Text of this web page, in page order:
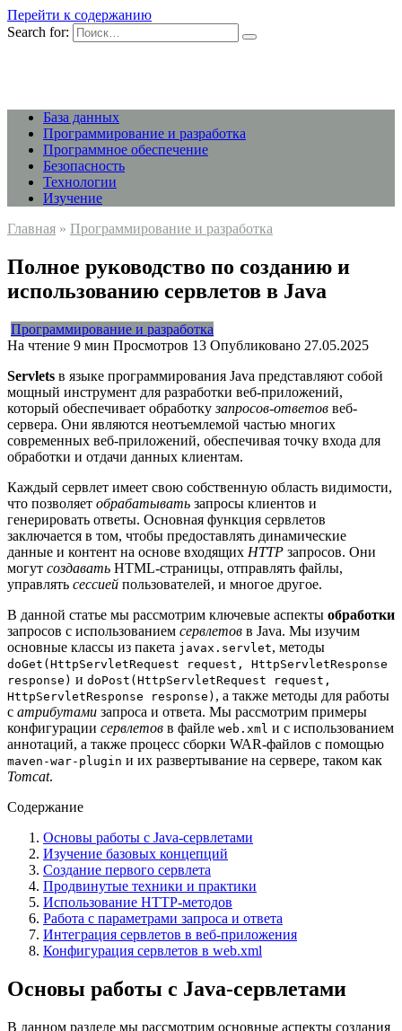
Перейти к содержанию
Search for:
База данных
Программирование и разработка
Программное обеспечение
Безопасность
Технологии
Изучение
Главная » Программирование и разработка
Полное руководство по созданию и
использованию сервлетов в Java
Программирование и разработка
На чтение 9 мин Просмотров 13 Опубликовано 27.05.2025
Servlets в языке программирования Java представляют собой
мощный инструмент для разработки веб-приложений,
который обеспечивает обработкузапросов-ответов веб-
сервера. Они являются неотъемлемой частью многих
современных веб-приложений, обеспечивая точку входа для
обработки и отдачи данных клиентам.
Каждый сервлет имеет свою собственную область видимости,
что позволяет обрабатывать запросы клиентов и
генерировать ответы. Основная функция сервлетов
заключается в том, чтобы предоставлять динамические
данные и контент на основе входящих HTTP запросов. Они
могут создавать HTML-страницы, отправлять файлы,
управлять сессией пользователей, и многое другое.
В данной статье мы рассмотрим ключевые аспекты обработки
запросов с использованием сервлетов в Java. Мы изучим
основные классы из пакета javax.servlet, методы
doGet(HttpServletRequest request, HttpServletResponse
response) и doPost(HttpServletRequest request,
HttpServletResponse response) , а также методы для работы
с атрибутами запроса и ответа. Мы рассмотрим примеры
конфигурации сервлетов в файле web.xml и с использованием
аннотаций, а также процесс сборки WAR-файлов с помощью
maven-war-plugin и их развертывание на сервере, таком как
Tomcat.
Содержание
Основы работы с Java-сервлетами
Изучение базовых концепций
Создание первого сервлета
Продвинутые техники и практики
Использование HTTP-методов
Работа с параметрами запроса и ответа
Интеграция сервлетов в веб-приложения
Конфигурация сервлетов в web.xml
Основы работы с Java-сервлетами
В данном разделе мы рассмотрим основные аспекты создания